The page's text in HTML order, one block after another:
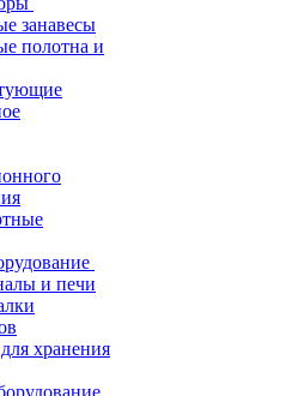
занавесы
полотна и
и печи
хранения